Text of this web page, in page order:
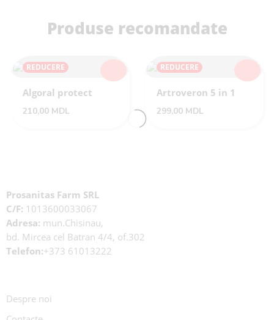
Produse recomandate
REDUCERE
Algoral protect
210,00 MDL
REDUCERE
Artroveron 5 in 1
299,00 MDL
Prosanitas Farm SRL
C/F: 1013600033067
Adresa: mun.Chisinau,
bd. Mircea cel Batran 4/4, of.302
Telefon:+373 61013222
Despre noi